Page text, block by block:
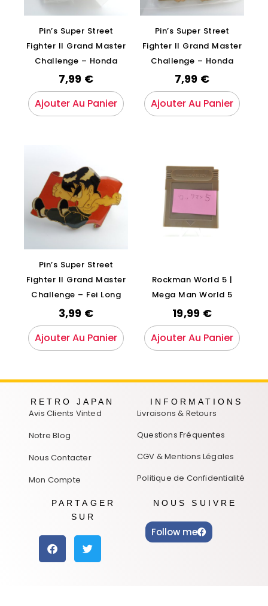
Pin’s Super Street
Fighter II Grand Master
Challenge – Honda
7,99 €
Ajouter Au Panier
Pin’s Super Street
Fighter II Grand Master
Challenge – Honda
7,99 €
Ajouter Au Panier
Pin’s Super Street
Fighter II Grand Master
Challenge – Fei Long
3,99 €
Ajouter Au Panier
Rockman World 5 |
Mega Man World 5
19,99 €
Ajouter Au Panier
RETRO JAPAN
Avis Clients Vinted
Notre Blog
Nous Contacter
Mon Compte
INFORMATIONS
Livraisons & Retours
Questions Fréquentes
CGV & Mentions Légales
Politique de Confidentialité
PARTAGER
SUR
NOUS SUIVRE
Follow me